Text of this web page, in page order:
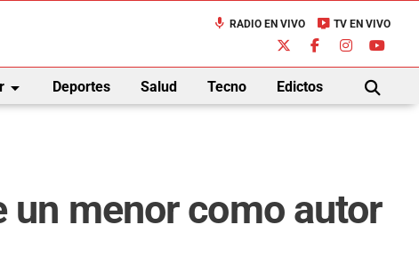
mic RADIO EN VIVO live_tv TV EN VIVO
arrow_drop_down Deportes Salud Tecno Edictos
BUSCAR
un menor como autor